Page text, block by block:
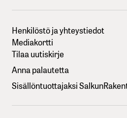
Henkilöstö ja yhteystiedot
Mediakortti
Tilaa uutiskirje
Anna palautetta
Sisällöntuottajaksi